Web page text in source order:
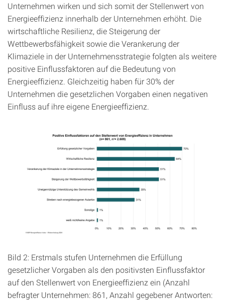
Unternehmen wirken und sich somit der Stellenwert von
Energieeffizienz innerhalb der Unternehmen erhöht. Die
wirtschaftliche Resilienz, die Steigerung der
Wettbewerbsfähigkeit sowie die Verankerung der
Klimaziele in der Unternehmensstrategie folgten als weitere
positive Einflussfaktoren auf die Bedeutung von
Energieeffizienz. Gleichzeitig haben für 30% der
Unternehmen die gesetzlichen Vorgaben einen negativen
Einfluss auf ihre eigene Energieeffizienz.
Bild 2: Erstmals stufen Unternehmen die Erfüllung
gesetzlicher Vorgaben als den positivsten Einflussfaktor
auf den Stellenwert von Energieeffizienz ein (Anzahl
befragter Unternehmen: 861, Anzahl gegebener Antworten: